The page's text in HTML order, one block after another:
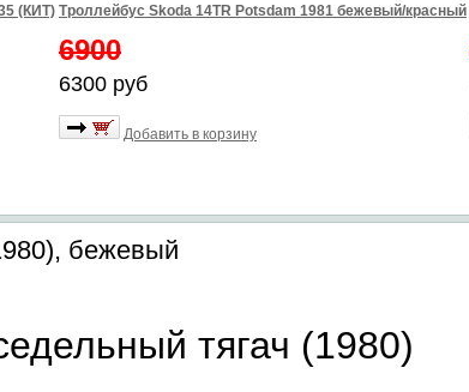
(КИТ) Троллейбус Skoda 14TR Potsdam 1981 бежевый/красный
6900
6300 руб
Добавить в корзину
бежевый
тягач (1980)